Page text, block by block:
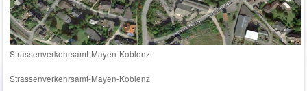
Strassenverkehrsamt-Mayen-Koblenz
Strassenverkehrsamt-Mayen-Koblenz